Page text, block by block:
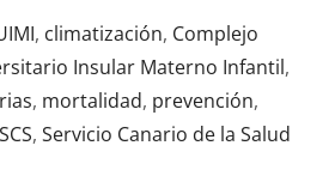
, climatización, Complejo
Insular Materno Infantil,
, mortalidad, prevención,
SCS, Servicio Canario de la Salud